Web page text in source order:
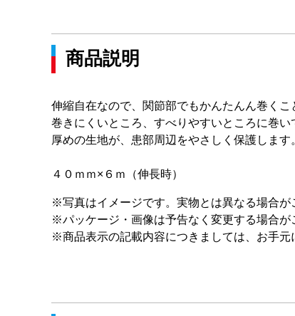
商品説明
伸縮自在なので、関節部でもかんたんん巻くこ
巻きにくいところ、すべりやすいところに巻い
厚めの生地が、患部周辺をやさしく保護しま
４０ｍｍ×６ｍ（伸長時）
※写真はイメージです。実物とは異なる場合が
※パッケージ・画像は予告なく変更する場合が
※商品表示の記載内容につきましては、お手元